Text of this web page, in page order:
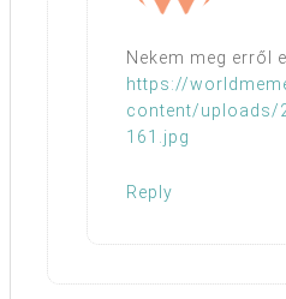
Nekem meg erről
https://
content/uploads/
161.jpg
Reply